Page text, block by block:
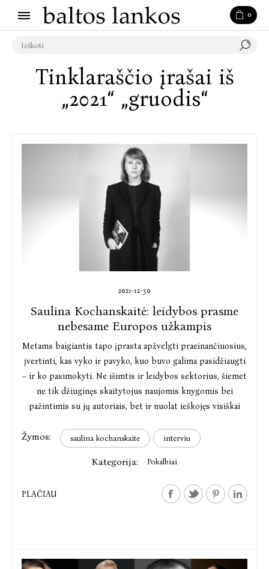
0
Tinklaraščio įrašai iš
„2021“ „gruodis“
2021-12-30
Saulina Kochanskaitė: leidybos prasme
nebesame Europos užkampis
Metams baigiantis tapo įprasta apžvelgti praeinančiuosius,
įvertinti, kas vyko ir pavyko, kuo buvo galima pasidžiaugti
– ir ko pasimokyti. Ne išimtis ir leidybos sektorius, šiemet
ne tik džiuginęs skaitytojus naujomis knygomis bei
pažintimis su jų autoriais, bet ir nuolat ieškojęs visiškai
Žymos: saulina kochanskaite interviu
Kategorija: Pokalbiai
PLAČIAU